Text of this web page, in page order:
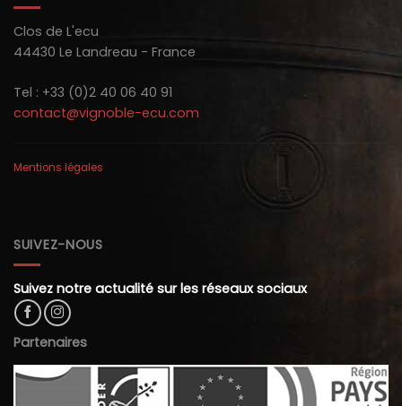
Clos de L'ecu
44430 Le Landreau - France
Tel : +33 (0)2 40 06 40 91
contact@vignoble-ecu.com
Mentions légales
SUIVEZ-NOUS
Suivez notre actualité sur les réseaux sociaux
Partenaires